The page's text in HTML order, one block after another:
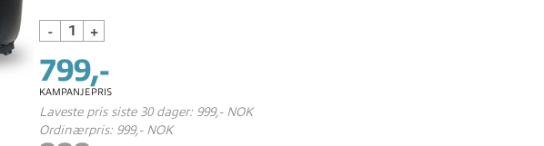
799,-
KAMPANJEPRIS
Laveste pris siste 30 dager: 999,- NOK
Ordinærpris: 999,- NOK
- +